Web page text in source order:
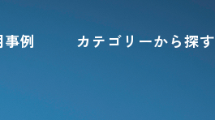
例 カテゴリーから探す